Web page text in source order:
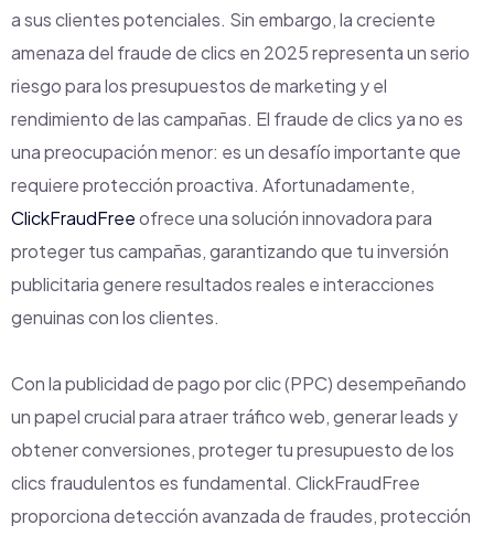
a sus clientes potenciales. Sin embargo, la creciente
amenaza del fraude de clics en 2025 representa un serio
riesgo para los presupuestos de marketing y el
rendimiento de las campañas. El fraude de clics ya no es
una preocupación menor: es un desafío importante que
requiere protección proactiva. Afortunadamente,
ClickFraudFreeofrece una solución innovadora para
proteger tus campañas, garantizando que tu inversión
publicitaria genere resultados reales e interacciones
genuinas con los clientes.
Con la publicidad de pago por clic (PPC) desempeñando
un papel crucial para atraer tráfico web, generar leads y
obtener conversiones, proteger tu presupuesto de los
clics fraudulentos es fundamental. ClickFraudFree
proporciona detección avanzada de fraudes, protección